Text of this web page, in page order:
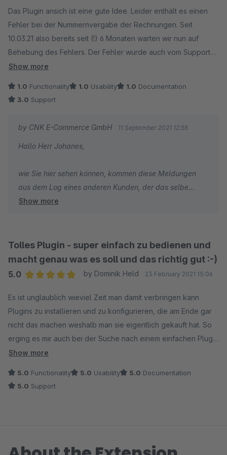
Das Plugin ansich ist eine gute Idee. Leider enthält es einen
Fehler bei der Nummernvergabe der Rechnungen. Seit
10.03.21 also bereits seit (!) 6 Monaten warten wir nun auf
Behebung des Fehlers. Der Fehler wurde auch vom Support
eingeräumt, außer Vertröstungen ist aber nichts passiert. An
alle deaktiviert haben und das Problem trotzdem bestand.
Show more
1.0 Functionality 1.0 Usability 1.0 Documentation
3.0 Support
by CNK E-Commerce GmbH 11 September 2021 12:55
Hallo Herr Johanes,
wie Sie hier sehen können, kommen diese Meldungen
aus dem Log eines anderen Kunden, der das selbe
Plugin benutzt.
documents: $documentNumber = 1249 [] [] [2021-09-
06T06:59:26.238344+00:00]
welo_automatic_documents.NOTICE: Automatic
06T10:40:35.201406+00:00]
welo_automatic_documents.NOTICE: Automatic
documents: $documentNumber = 1250 [] [] [2021-09-
06T10:40:35.201999+00:00]
welo_automatic_documents.NOTICE: Automatic
06T11:27:19.531832+00:00]
welo_automatic_documents.NOTICE: Automatic
documents: go to deliveryNote [] [] [2021-09-
Show more
Tolles Plugin - super einfach zu bedienen und
macht genau was es soll und das richtig gut :-)
5.0
by Dominik Held 23 February 2021 15:06
Es ist unglaublich wieviel Zeit man damit verbringen kann
Plugins zu installieren und zu konfigurieren, die am Ende gar
nicht das machen weshalb man sie eigentlich gekauft hat. So
erging es mir auch bei der Suche nach einem einfachen Plugin
was einfach nur die Rechnung als PDF an die
Versuchen mit unterschiedlichen Plugins, endlosen
es das heute noch gibt :-))))
Show more
5.0 Functionality 5.0 Usability 5.0 Documentation
5.0 Support